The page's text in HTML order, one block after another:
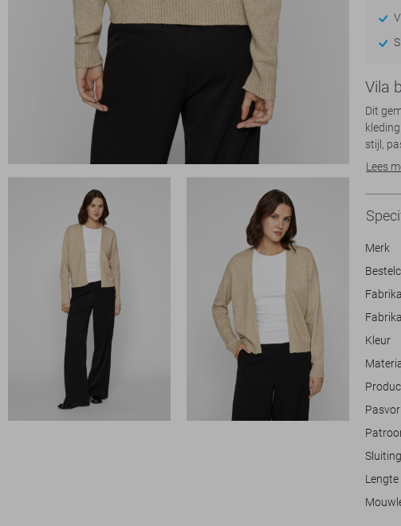
Vila
Dit
stijl,
Dit
Draag
Lees
Merk
Kleur
Sluiting
Lengte